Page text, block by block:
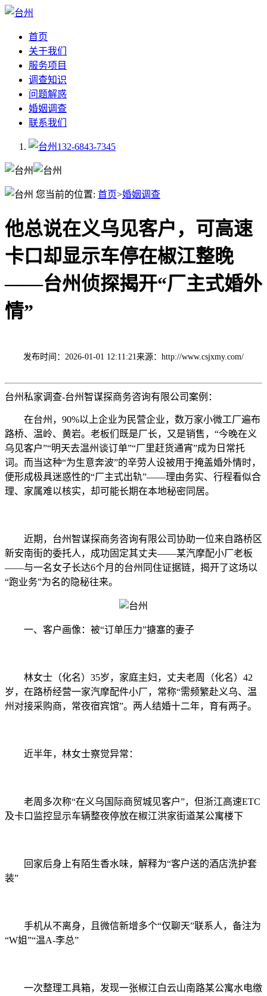
首页
关于我们
服务项目
调查知识
问题解惑
婚姻调查
联系我们
132-6843-7345
您当前的位置: 首页>婚姻调查
他总说在义乌见客户，可高速
卡口却显示车停在椒江整晚
——台州侦探揭开“厂主式婚外
情”
发布时间：2026-01-01 12:11:21 来源：http://www.csjxmy.com/
台州私家调查-台州智谋探商务咨询有限公司案例：
在台州，90%以上企业为民营企业，数万家小微工厂遍布
路桥、温岭、黄岩。老板们既是厂长，又是销售，“今晚在义
乌见客户”“明天去温州谈订单”“厂里赶货通宵”成为日常托
词。而当这种“为生意奔波”的辛劳人设被用于掩盖婚外情时，
便形成极具迷惑性的“厂主式出轨”——理由务实、行程看似合
理、家属难以核实，却可能长期在本地秘密同居。
近期，台州智谋探商务咨询有限公司协助一位来自路桥区
新安南街的委托人，成功固定其丈夫——某汽摩配小厂老板
——与一名女子长达6个月的台州同住证据链，揭开了这场以
“跑业务”为名的隐秘往来。
一、客户画像：被“订单压力”搪塞的妻子
林女士（化名）35岁，家庭主妇，丈夫老周（化名）42
岁，在路桥经营一家汽摩配件小厂，常称“需频繁赴义乌、温
州对接采购商，常夜宿宾馆”。两人结婚十二年，育有两子。
近半年，林女士察觉异常：
老周多次称“在义乌国际商贸城见客户”，但浙江高速ETC
及卡口监控显示车辆整夜停放在椒江洪家街道某公寓楼下
回家后身上有陌生香水味，解释为“客户送的酒店洗护套
装”
手机从不离身，且微信新增多个“仅聊天”联系人，备注为
“W姐”“温A-李总”
一次整理工具箱，发现一张椒江白云山南路某公寓水电缴